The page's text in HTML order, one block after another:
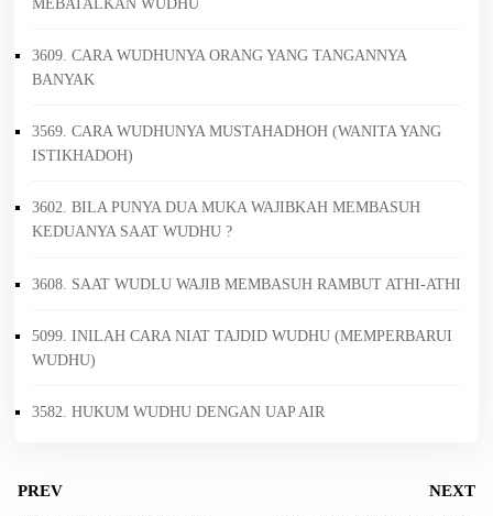
MEBATALKAN WUDHU
3609. CARA WUDHUNYA ORANG YANG TANGANNYA
BANYAK
3569. CARA WUDHUNYA MUSTAHADHOH (WANITA YANG
ISTIKHADOH)
3602. BILA PUNYA DUA MUKA WAJIBKAH MEMBASUH
KEDUANYA SAAT WUDHU ?
3608. SAAT WUDLU WAJIB MEMBASUH RAMBUT ATHI-ATHI
5099. INILAH CARA NIAT TAJDID WUDHU (MEMPERBARUI
WUDHU)
3582. HUKUM WUDHU DENGAN UAP AIR
PREV NEXT